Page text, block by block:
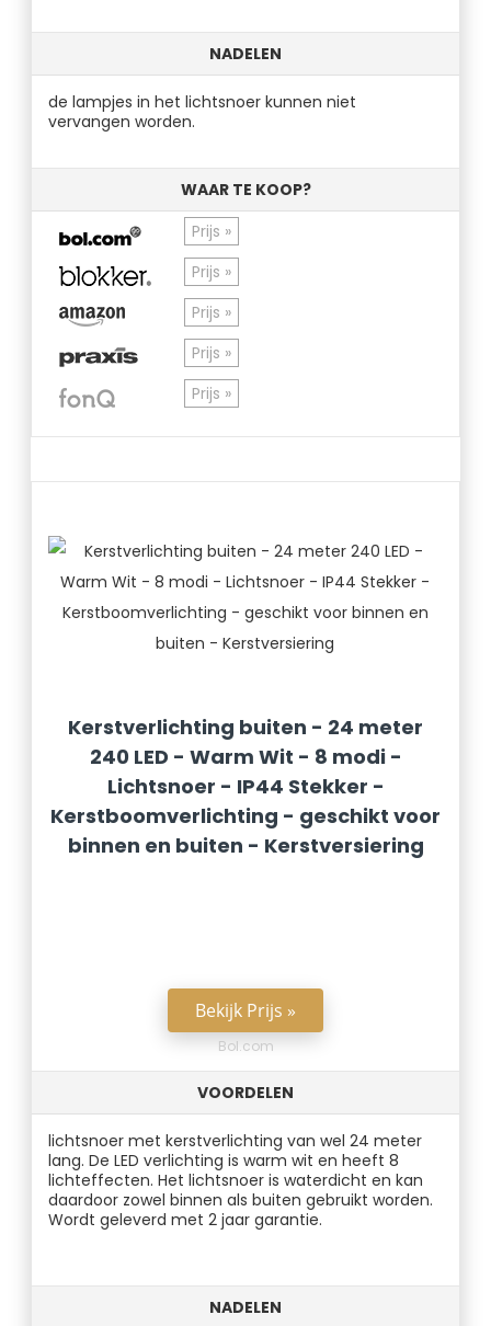
NADELEN
de lampjes in het lichtsnoer kunnen niet
vervangen worden.
WAAR TE KOOP?
Prijs »
Prijs »
Prijs »
Prijs »
Prijs »
Kerstverlichting buiten - 24 meter
240 LED - Warm Wit - 8 modi -
Lichtsnoer - IP44 Stekker -
Kerstboomverlichting - geschikt voor
binnen en buiten - Kerstversiering
Bekijk Prijs »
Bol.com
VOORDELEN
lichtsnoer met kerstverlichting van wel 24 meter
lang. De LED verlichting is warm wit en heeft 8
lichteffecten. Het lichtsnoer is waterdicht en kan
daardoor zowel binnen als buiten gebruikt worden.
Wordt geleverd met 2 jaar garantie.
NADELEN